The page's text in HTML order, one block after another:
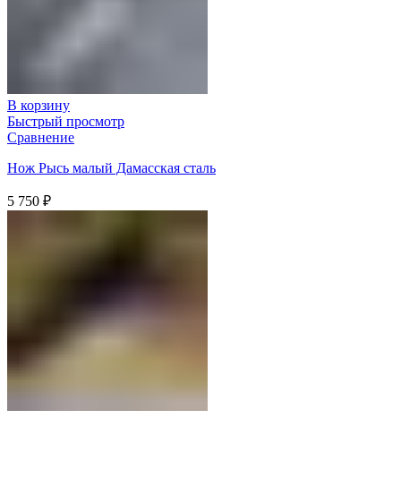
В корзину
Быстрый просмотр
Сравнение
Нож Рысь малый Дамасская сталь
5 750 ₽